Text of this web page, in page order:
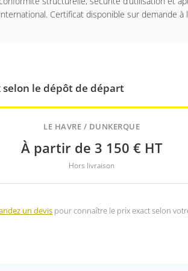
international. Certificat disponible sur demande à
selon le dépôt de départ
LE HAVRE / DUNKERQUE
À partir de 3 150 € HT
Hors livraison
un devis pour connaître le prix exact selon